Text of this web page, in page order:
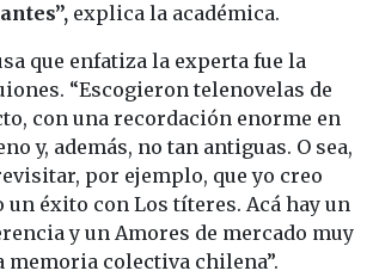
explica la académica.
que enfatiza la experta fue la
“Escogieron telenovelas de
con una recordación enorme en
y, además, no tan antiguas. O sea,
por ejemplo, que yo creo
un éxito con Los títeres. Acá hay un
y un Amores de mercado muy
memoria colectiva chilena”.